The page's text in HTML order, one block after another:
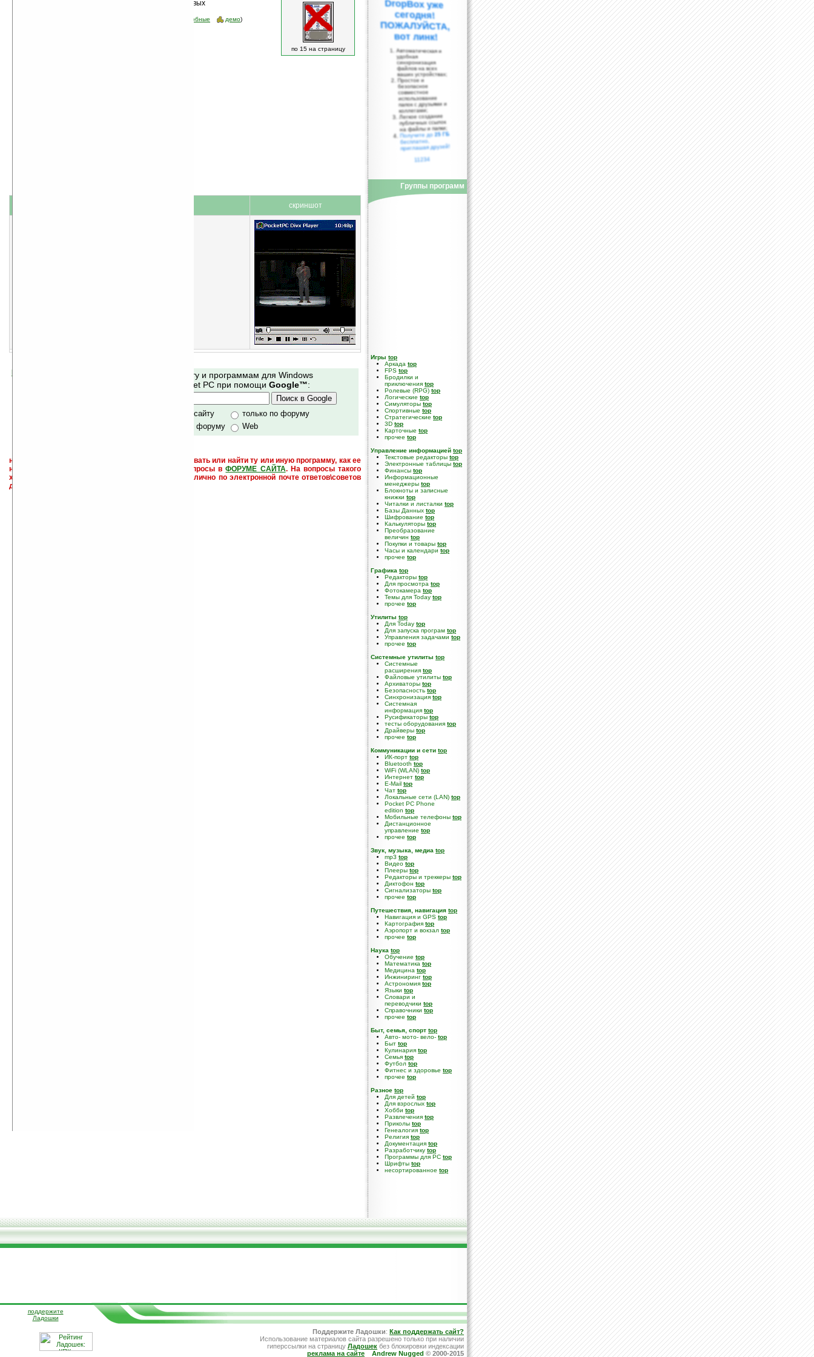
Сортировка по дате, начиная с новых
пробные демо)
по 15 на страницу
скриншот
Поиск по сайту и программам для Windows
Mobile и Pocket PC при помощи Google™:
только по сайту
только по форуму
по сайту и форуму
Web
не забывайте, что если Вы не знаете как использовать или найти ту или иную программу, как ее
настроить и с ней разобраться - пишите свои вопросы вФОРУМЕ САЙТА. На вопросы такого
характера менеджеры разделов или автор сайта лично по электронной почте ответов\советов
давать всем не успевают физически.
вот линк!
Автоматическая и
удобная
синхронизация
файлов на всех
ваших устройствах;
Простое и
безопасное
совместное
использование
папок с друзьями и
коллегами;
Легкое создание
публичных ссылок
на файлы и папки;
Получите до25 ГБ
бесплатно,
приглашая друзей!
11234
Группы программ
Игры top
Аркада top
FPS top
Бродилки и
приключения top
Ролевые (RPG) top
Логические top
Симуляторы top
Спортивные top
Стратегические top
3D top
Карточные top
прочее top
Управление информацией top
Текстовые редакторы top
Электронные таблицы top
Финансы top
Информационные
менеджеры top
Блокноты и записные
книжки top
Читалки и листалки top
Базы Данных top
Шифрование top
Калькуляторы top
Преобразование
величин top
Покупки и товары top
Часы и календари top
прочее top
Графика top
Редакторы top
Для просмотра top
Фотокамера top
Темы для Today top
прочее top
Утилиты top
Для Today top
Для запуска програм top
Управления задачами top
прочее top
Системные утилиты top
Cистемные
расширения top
Файловые утилиты top
Архиваторы top
Безопасность top
Синхронизация top
Системная
информация top
Русификаторы top
тесты оборудования top
Драйверы top
прочее top
Коммуникации и сети top
ИК-порт top
Bluetooth top
WiFi (WLAN) top
Интернет top
E-Mail top
Чат top
Локальные сети (LAN) top
Pocket PC Phone
edition top
Мобильные телефоны top
Дистанционное
управление top
прочее top
Звук, музыка, медиа top
mp3 top
Видео top
Плееры top
Редакторы и треккеры top
Диктофон top
Сигнализаторы top
прочее top
Путешествия, навигация top
Навигация и GPS top
Картография top
Аэропорт и вокзал top
прочее top
Наука top
Обучение top
Математика top
Медицина top
Инжиниринг top
Астрономия top
Языки top
Словари и
переводчики top
Справочники top
прочее top
Быт, семья, спорт top
Авто- мото- вело- top
Быт top
Кулинария top
Семья top
Футбол top
Фитнес и здоровье top
прочее top
Разное top
Для детей top
Для взрослых top
Хобби top
Развлечения top
Приколы top
Генеалогия top
Религия top
Документация top
Разработчику top
Программы для PC top
Шрифты top
несортированное top
поддержите
Ладошки
Поддержите Ладошки: Как поддержать сайт?
Использование материалов сайта разрешено только при наличии
гиперссылки на страницу Ладошек без блокировки индексации
реклама на сайте
Andrew Nugged © 2000-2015